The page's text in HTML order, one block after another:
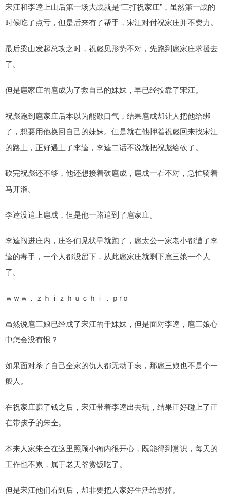
宋江和李逵上山后第一场大战就是“三打祝家庄”，虽然第一战的
时候吃了点亏，但是后来有了帮手，宋江对付祝家庄并不费力。
最后梁山发起总攻之时，祝彪见形势不对，先跑到扈家庄求援去
了。
但是扈家庄的扈成为了救自己的妹妹，早已经投靠了宋江。
祝彪跑到扈家庄后本以为能歇口气，结果扈成却让人把他给绑
了，想要用他换回自己的妹妹。但是就在他押着祝彪回来找宋江
的路上，正好遇上了李逵，李逵二话不说就把祝彪给砍了。
砍完祝彪还不够，他还想接着砍扈成，扈成一看不对，急忙骑着
马开溜。
李逵没追上扈成，但是他一路追到了扈家庄。
李逵闯进庄内，庄客们见状早就跑了，扈太公一家老小都遭了李
逵的毒手，一个人都没留下，从此扈家庄就剩下扈三娘一个人
了。
ｗｗｗ．ｚｈｉｚｈｕｃｈｉ．ｐrｏ
虽然说扈三娘已经成了宋江的干妹妹，但是面对李逵，扈三娘心
中怎会没有恨？
如果面对杀了自己全家的仇人都无动于衷，那扈三娘也不是个一
般人。
在祝家庄赚了钱之后，宋江带着李逵出去玩，结果正好碰上了正
在带孩子的朱仝。
本来人家朱仝在这里照顾小衙内很开心，既能得到赏识，每天的
工作也不累，属于老天爷赏饭吃了。
但是宋江他们看到后，却非要把人家好生活给毁掉。